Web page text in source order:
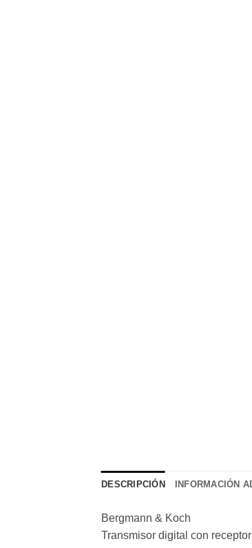
DESCRIPCIÓN INFORMACIÓN
Bergmann & Koch
Transmisor digital con receptor